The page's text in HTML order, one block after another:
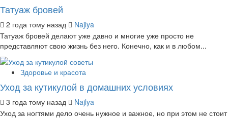
Татуаж бровей
2 года тому назад
Najlya
Татуаж бровей делают уже давно и многие уже просто не
представляют свою жизнь без него. Конечно, как и в любом...
Здоровье и красота
Уход за кутикулой в домашних условиях
3 года тому назад
Najlya
Уход за ногтями дело очень нужное и важное, но при этом не стоит